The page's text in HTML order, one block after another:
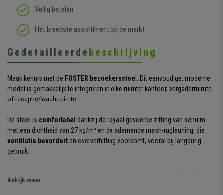
Veilig betalen
Het breedste assortiment op de markt
Gedetailleerde beschrijving
Maak kennis met de FOSTER bezoekersstoe l. Dit eenvoudige, moderne
model is gemakkelijk te integreren in elke ruimte: kantoor, vergaderruimte
of receptie/wachtruimte.
De stoel is comfortabel dankzij de royaal gevoerde zitting van schuim
met een dichtheid van 27 kg/m³ en de ademende mesh-rugleuning, die
ventilatie bevordert en oververhitting voorkomt, vooral bij langdurig
gebruik.
stabiliteit en stevighei
Bekijk meer